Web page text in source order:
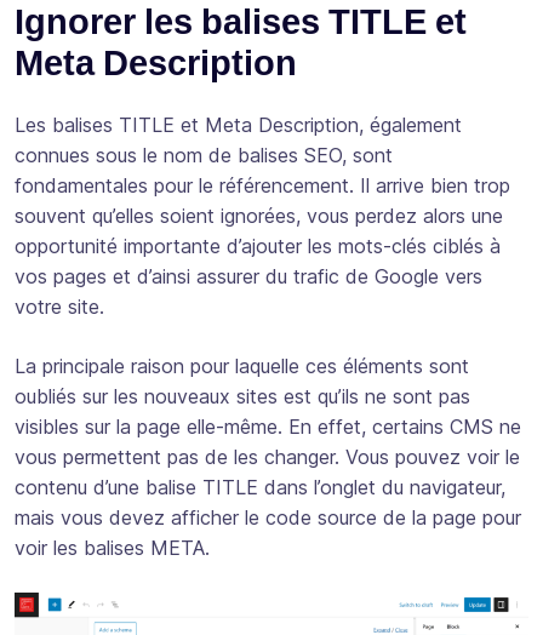
Ignorer les balises TITLE et
Meta Description
Les balises TITLE et Meta Description, également
connues sous le nom de balises SEO, sont
fondamentales pour le référencement. Il arrive bien trop
souvent qu’elles soient ignorées, vous perdez alors une
opportunité importante d’ajouter les mots-clés ciblés à
vos pages et d’ainsi assurer du trafic de Google vers
votre site.
La principale raison pour laquelle ces éléments sont
oubliés sur les nouveaux sites est qu’ils ne sont pas
visibles sur la page elle-même. En effet, certains CMS ne
vous permettent pas de les changer. Vous pouvez voir le
contenu d’une balise TITLE dans l’onglet du navigateur,
mais vous devez afficher le code source de la page pour
voir les balises META.